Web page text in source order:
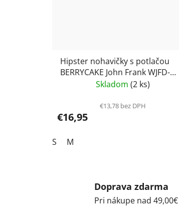
Hipster nohavičky s potlačou
BERRYCAKE John Frank WJFD-
Skladom(2 ks)
€13,78 bez DPH
€16,95
S M
Doprava zdarma
Pri nákupe nad 49,00€